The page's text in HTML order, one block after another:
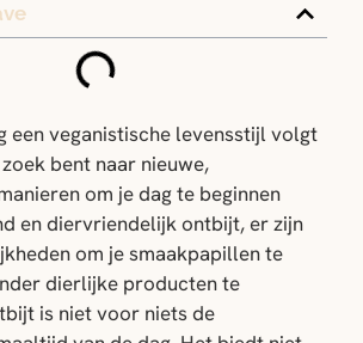
een veganistische levensstijl volgt
bent naar nieuwe,
om je dag te beginnen
en diervriendelijk ontbijt, er zijn
om je smaakpapillen te
dierlijke producten te
is niet voor niets de